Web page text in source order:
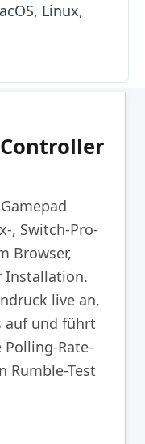
Linux,
, Switch-Pro-
Browser,
Installation.
live an,
auf und führt
Rate-
Rumble-Test